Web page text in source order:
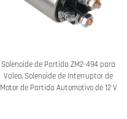
Solenoide de Partida ZM2-494 para
Valeo, Solenoide de Interruptor de
Motor de Partida Automotivo de 12 V